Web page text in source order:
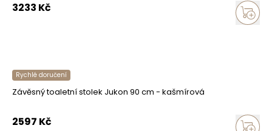
3233 Kč
Rychlé doručení
Závěsný toaletní stolek Jukon 90 cm - kašmírová
2597 Kč